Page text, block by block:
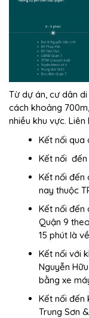
Từ dự án, cư dân
cách khoảng
nhiều khu vực.
Kết nối qua
Kết nối đến
Kết nối đến
nay thuộc
Kết nối đến
Quận 9
15 phút là
Kết nối với
Nguyễn
bằng xe
Kết nối đến
Trung Sơn